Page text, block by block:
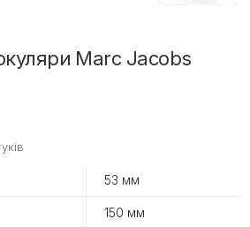
Marc Jacobs
53 мм
150 мм